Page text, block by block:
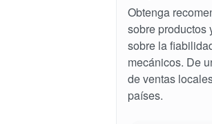
Obtenga
sobre productos
sobre la
mecánicos. De
de ventas
países.